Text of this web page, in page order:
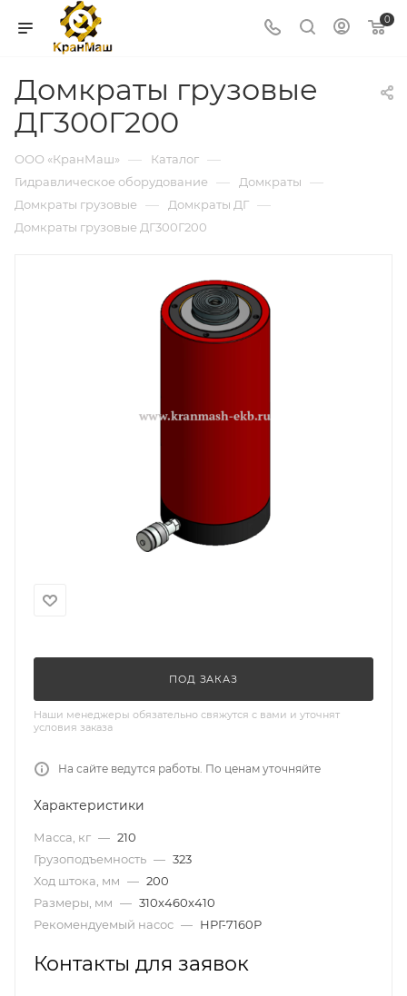
0
Домкраты грузовые
ДГ300Г200
ООО «КранМаш» — Каталог —
Гидравлическое оборудование — Домкраты —
Домкраты грузовые — Домкраты ДГ —
Домкраты грузовые ДГ300Г200
ПОД ЗАКАЗ
Наши менеджеры обязательно свяжутся с вами и уточнят
условия заказа
На сайте ведутся работы. По ценам уточняйте
Характеристики
Масса, кг — 210
Грузоподъемность — 323
Ход штока, мм — 200
Размеры, мм — 310x460x410
Рекомендуемый насос — НРГ-7160Р
Контакты для заявок